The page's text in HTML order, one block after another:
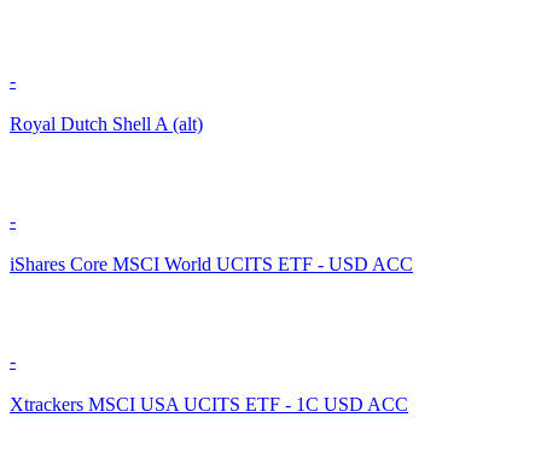
-
Royal Dutch Shell A (alt)
-
iShares Core MSCI World UCITS ETF - USD ACC
-
Xtrackers MSCI USA UCITS ETF - 1C USD ACC